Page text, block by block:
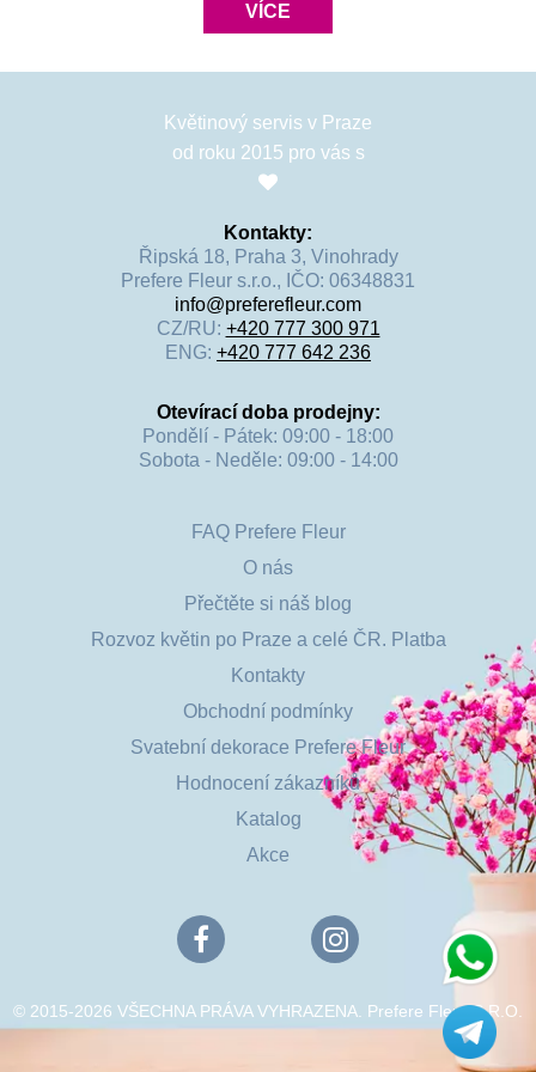
VÍCE
Květinový servis v Praze
od roku 2015 pro vás s
Kontakty:
Řipská 18, Praha 3, Vinohrady
Prefere Fleur s.r.o., IČO: 06348831
info@preferefleur.com
CZ/RU: +420 777 300 971
ENG: +420 777 642 236
Otevírací doba prodejny:
Pondělí - Pátek: 09:00 - 18:00
Sobota - Neděle: 09:00 - 14:00
FAQ Prefere Fleur
O nás
Přečtěte si náš blog
Rozvoz květin po Praze a celé ČR. Platba
Kontakty
Obchodní podmínky
Svatební dekorace Prefere Fleur
Hodnocení zákazníků
Katalog
Akce
© 2015-2026 VŠECHNA PRÁVA VYHRAZENA. Prefere Fleur S.R.O.